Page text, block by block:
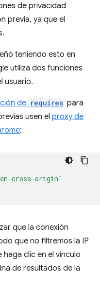
de privacidad
previa, ya que el
teniendo esto en
utiliza dos funciones
usuario.
de requires para
usen el proxy de
:
cross-origin"
que la conexión
que no filtremos la IP
clic en el vínculo
de resultados de la